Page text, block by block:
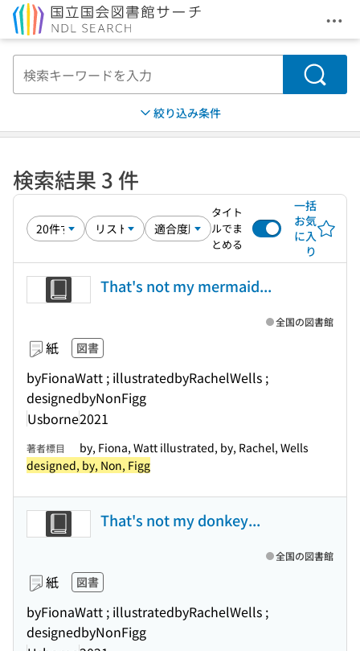
メ
検索
絞り込み条件
検索結果 3 件
タイト
ルでま
とめる
一括
お気
に入
り
That's not my mermaid...
紙 図書
byFionaWatt ; illustratedbyRachelWells ;
designedbyNonFigg
Usborne2021
全国の図書館
著者標目
by, Fiona, Watt illustrated, by, Rachel, Wells
designed, by, Non, Figg
That's not my donkey...
紙 図書
byFionaWatt ; illustratedbyRachelWells ;
designedbyNonFigg
全国の図書館